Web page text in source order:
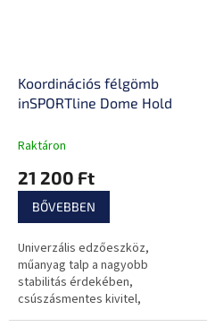
Koordinációs félgömb
inSPORTline Dome Hold
Raktáron
21 200 Ft
BŐVEBBEN
Univerzális edzőeszköz,
műanyag talp a nagyobb
stabilitás érdekében,
csúszásmentes kivitel,
kezdőknek és haladóknak,